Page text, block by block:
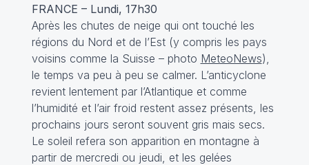
FRANCE – Lundi, 17h30
Après les chutes de neige qui ont touché les
régions du Nord et de l’Est (y compris les pays
voisins comme la Suisse – photo MeteoNews),
le temps va peu à peu se calmer. L’anticyclone
revient lentement par l’Atlantique et comme
l’humidité et l’air froid restent assez présents, les
prochains jours seront souvent gris mais secs.
Le soleil refera son apparition en montagne à
partir de mercredi ou jeudi, et les gelées